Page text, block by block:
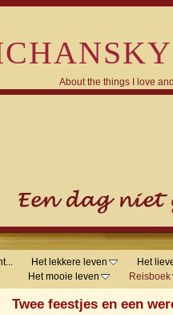
About the things I love
Het lekkere leven
Het
Het mooie leven
Reisboek
Twee feestjes en een